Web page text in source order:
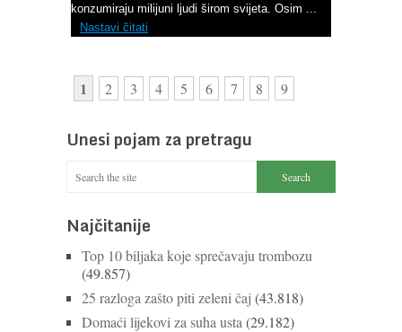
konzumiraju milijuni ljudi širom svijeta. Osim ...
Nastavi čitati
1 2 3 4 5 6 7 8 9
Unesi pojam za pretragu
Najčitanije
Top 10 biljaka koje sprečavaju trombozu
(49.857)
25 razloga zašto piti zeleni čaj (43.818)
Domaći lijekovi za suha usta (29.182)